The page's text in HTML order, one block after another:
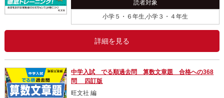
読者対象
小学５・６年生,小学３・４年生
詳細を見る
中学入試 でる順過去問 算数文章題 合格への368
問 四訂版
旺文社 編